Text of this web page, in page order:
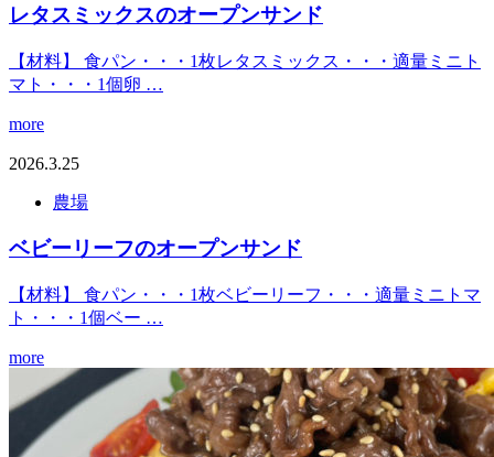
レタスミックスのオープンサンド
【材料】 食パン・・・1枚レタスミックス・・・適量ミニト
マト・・・1個卵 …
more
2026.3.25
農場
ベビーリーフのオープンサンド
【材料】 食パン・・・1枚ベビーリーフ・・・適量ミニトマ
ト・・・1個ベー …
more